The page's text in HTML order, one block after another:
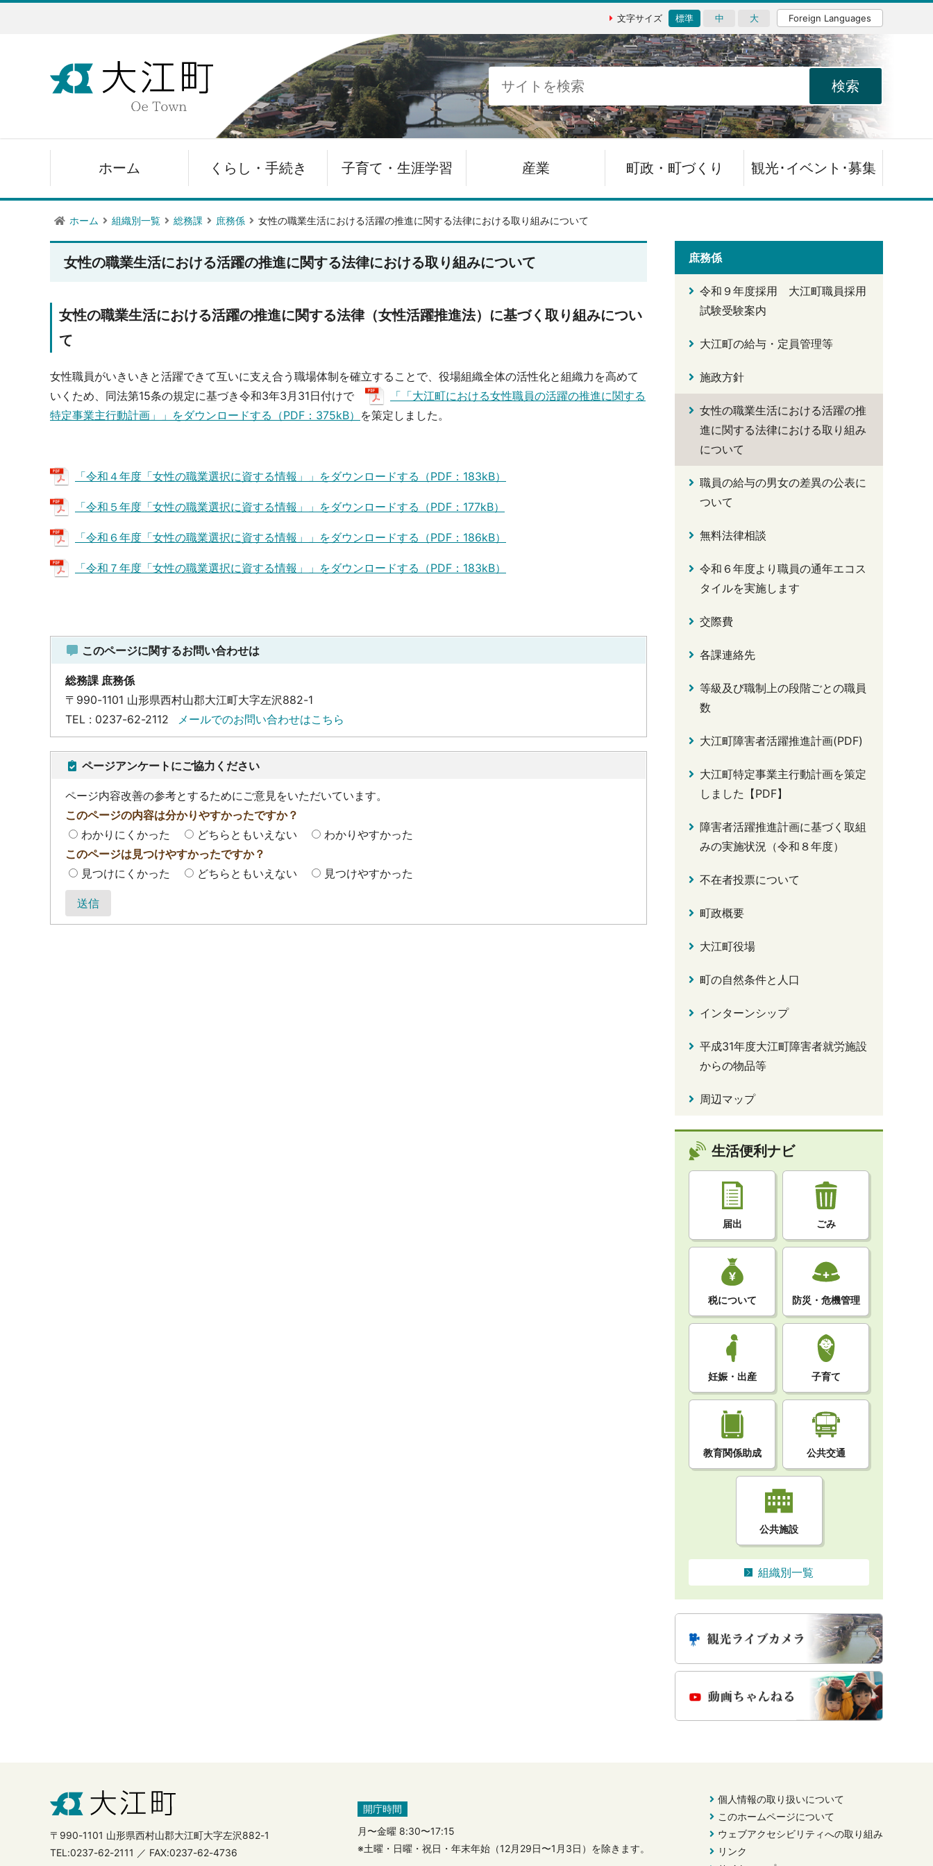
文字サイズ 標準 中 大 Foreign Languages
ホーム くらし・手続き 子育て・生涯学習 産業 町政・町づくり 観光･イベント･募集
ホーム 組織別一覧 総務課 庶務係 女性の職業生活における活躍の推進に関する法律における取り組みについて
女性の職業生活における活躍の推進に関する法律における取り組みについて
女性の職業生活における活躍の推進に関する法律（女性活躍推進法）に基づく取り組みについ
て
女性職員がいきいきと活躍できて互いに支え合う職場体制を確立することで、役場組織全体の活性化と組織力を高めて
いくため、同法第15条の規定に基づき令和3年3月31日付けで
「「大江町における女性職員の活躍の推進に関する
特定事業主行動計画」」をダウンロードする（PDF：375kB） を策定しました。
「令和４年度「女性の職業選択に資する情報」」をダウンロードする（PDF：183kB）
「令和５年度「女性の職業選択に資する情報」」をダウンロードする（PDF：177kB）
「令和６年度「女性の職業選択に資する情報」」をダウンロードする（PDF：186kB）
「令和７年度「女性の職業選択に資する情報」」をダウンロードする（PDF：183kB）
このページに関するお問い合わせは
総務課 庶務係
〒990-1101 山形県西村山郡大江町大字左沢882-1
TEL : 0237-62-2112
メールでのお問い合わせはこちら
ページアンケートにご協力ください
ページ内容改善の参考とするためにご意見をいただいています。
このページの内容は分かりやすかったですか？
わかりにくかった
どちらともいえない
わかりやすかった
このページは見つけやすかったですか？
見つけにくかった
どちらともいえない 見つけやすかった
送信
庶務係
令和９年度採用 大江町職員採用
試験受験案内
大江町の給与・定員管理等
施政方針
女性の職業生活における活躍の推
進に関する法律における取り組み
について
職員の給与の男女の差異の公表に
ついて
無料法律相談
令和６年度より職員の通年エコス
タイルを実施します
交際費
各課連絡先
等級及び職制上の段階ごとの職員
数
大江町障害者活躍推進計画(PDF)
大江町特定事業主行動計画を策定
しました【PDF】
障害者活躍推進計画に基づく取組
みの実施状況（令和８年度）
不在者投票について
町政概要
大江町役場
町の自然条件と人口
インターンシップ
平成31年度大江町障害者就労施設
からの物品等
周辺マップ
生活便利ナビ
届出 ごみ
税について 防災・危機管理
妊娠・出産 子育て
教育関係助成 公共交通
公共施設
組織別一覧
〒990-1101 山形県西村山郡大江町大字左沢882-1
TEL:0237-62-2111 ／ FAX:0237-62-4736
開庁時間
月〜金曜 8:30〜17:15
※土曜・日曜・祝日・年末年始（12月29日〜1月3日）を除きます。
個人情報の取り扱いについて
このホームページについて
ウェブアクセシビリティへの取り組み
リンク